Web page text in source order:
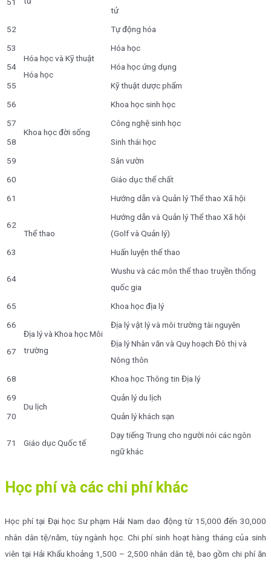
51
tử
52
Tự động hóa
53
Hóa học và Kỹ thuật
Hóa học
Hóa học
54
Hóa học ứng dụng
55
Kỹ thuật dược phẩm
56
Khoa học đời sống
Khoa học sinh học
57
Công nghệ sinh học
58
Sinh thái học
59
Sân vườn
60
Thể thao
Giáo dục thể chất
61
Hướng dẫn và Quản lý Thể thao Xã hội
62
Hướng dẫn và Quản lý Thể thao Xã hội
(Golf và Quản lý)
63
Huấn luyện thể thao
64
Wushu và các môn thể thao truyền thống
quốc gia
65
Địa lý và Khoa học Môi
trường
Khoa học địa lý
66
Địa lý vật lý và môi trường tài nguyên
67
Địa lý Nhân văn và Quy hoạch Đô thị và
Nông thôn
68
Khoa học Thông tin Địa lý
69
Du lịch
Quản lý du lịch
70
Quản lý khách sạn
71 Giáo dục Quốc tế
Dạy tiếng Trung cho người nói các ngôn
ngữ khác
Học phí và các chi phí khác
Học phí tại Đại học Sư phạm Hải Nam dao động từ 15,000 đến 30,000
nhân dân tệ/năm, tùy ngành học. Chi phí sinh hoạt hàng tháng của sinh
viên tại Hải Khẩu khoảng 1,500 – 2,500 nhân dân tệ, bao gồm chi phí ăn